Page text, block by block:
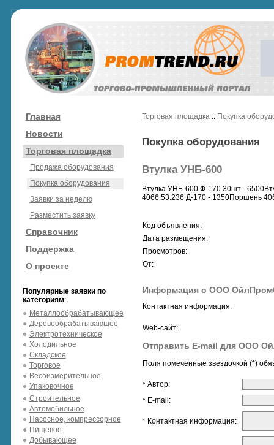
Главная
Новости
Торговая площадка
Продажа оборудования
Покупка оборудования
Заявки за неделю
Разместить заявку
Справочник
Поддержка
О проекте
Популярные заявки по
категориям:
Металлообрабатывающее
Деревообрабатывающее
Электротехническое
Холодильное
Складское
Торговое
Весоизмерительное
Упаковочное
Строительное
Автомобильное
Насосное, компрессорное
Пищевое
Добывающее
Торговая площадка:: Покупка
Покупка оборудования
Втулка УНБ-600
Втулка УНБ-600 Ф-170 30шт -
4066.53.236 Д-170 - 1350Поршень
Код объявления:
Дата размещения:
Просмотров:
От:
Информация о ООО
Контактная информация:
Web-сайт:
Отправить E-mail для ООО
Поля помеченные звездочкой (*)
* Автор:
* E-mail:
* Контактная информация: